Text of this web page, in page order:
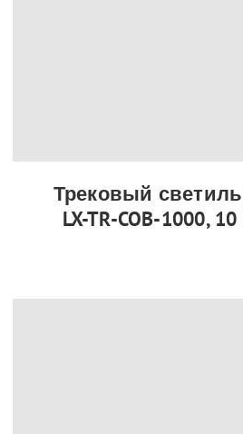
Трековый
LX-TR-COB-1000,